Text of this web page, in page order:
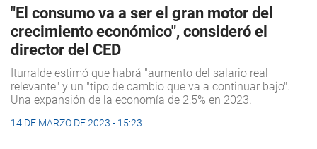
"El consumo va a ser el gran motor del
crecimiento económico", consideró el
director del CED
Iturralde estimó que habrá "aumento del salario real
relevante" y un "tipo de cambio que va a continuar bajo".
Una expansión de la economía de 2,5% en 2023.
14 DE MARZO DE 2023 - 15:23